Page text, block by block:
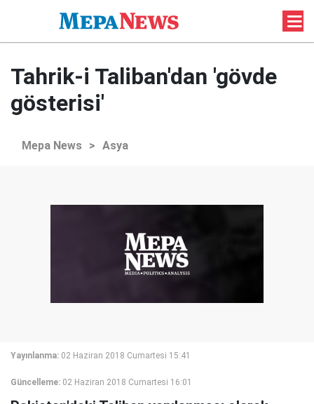
Tahrik-i Taliban'dan 'gövde
gösterisi'
Mepa News > Asya
Yayınlanma: 02 Haziran 2018 Cumartesi 15:41
Güncelleme: 02 Haziran 2018 Cumartesi 16:01